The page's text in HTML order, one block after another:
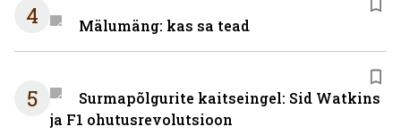
4 Mälumäng: kas sa tead
5
Surmapõlgurite kaitseingel: Sid Watkins
ja F1 ohutusrevolutsioon